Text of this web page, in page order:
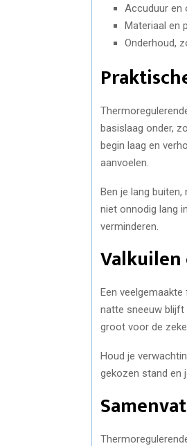
Accuduur en
Materiaal en
Onderhoud,
basislaag onder,
begin laag en
aanvoelen.
Ben je lang
niet onnodig lang
verminderen.
Een
natte sneeuw blijft
groot voor de
Houd je
gekozen stand en